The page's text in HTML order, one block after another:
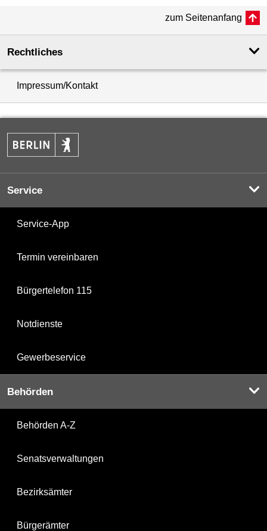
zum Seitenanfang
Rechtliches
Impressum/Kontakt
Service
Service-App
Termin vereinbaren
Bürgertelefon 115
Notdienste
Gewerbeservice
Behörden
Behörden A-Z
Senatsverwaltungen
Bezirksämter
Bürgerämter